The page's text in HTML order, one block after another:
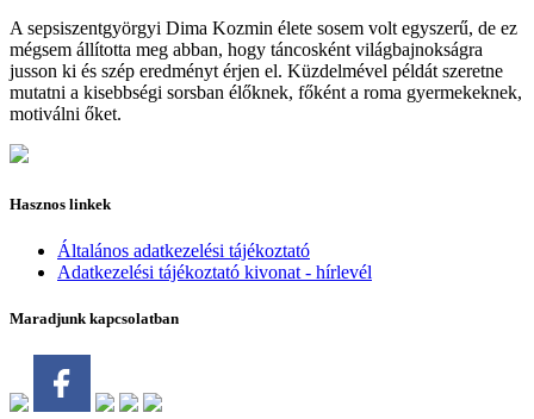
A sepsiszentgyörgyi Dima Kozmin élete sosem volt egyszerű, de ez
mégsem állította meg abban, hogy táncosként világbajnokságra
jusson ki és szép eredményt érjen el. Küzdelmével példát szeretne
mutatni a kisebbségi sorsban élőknek, főként a roma gyermekeknek,
motiválni őket.
Hasznos linkek
Általános adatkezelési tájékoztató
Adatkezelési tájékoztató kivonat - hírlevél
Maradjunk kapcsolatban